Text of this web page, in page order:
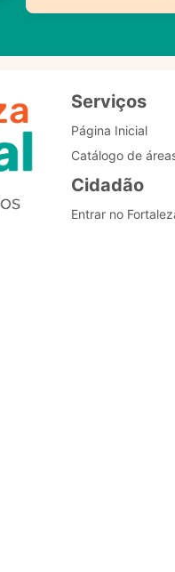
Serviços
Página Inicial
Catálogo de
Cidadão
Entrar no